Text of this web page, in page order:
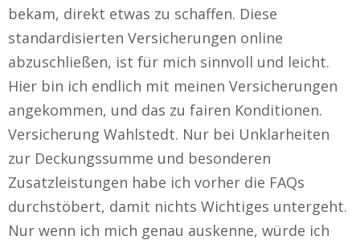
bekam, direkt etwas zu schaffen. Diese
standardisierten Versicherungen online
abzuschließen, ist für mich sinnvoll und leicht.
Hier bin ich endlich mit meinen Versicherungen
angekommen, und das zu fairen Konditionen.
Versicherung Wahlstedt. Nur bei Unklarheiten
zur Deckungssumme und besonderen
Zusatzleistungen habe ich vorher die FAQs
durchstöbert, damit nichts Wichtiges untergeht.
Nur wenn ich mich genau auskenne, würde ich